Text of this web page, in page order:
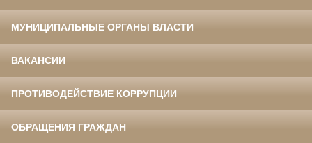
МУНИЦИПАЛЬНЫЕ ОРГАНЫ ВЛАСТИ
ВАКАНСИИ
ПРОТИВОДЕЙСТВИЕ КОРРУПЦИИ
ОБРАЩЕНИЯ ГРАЖДАН